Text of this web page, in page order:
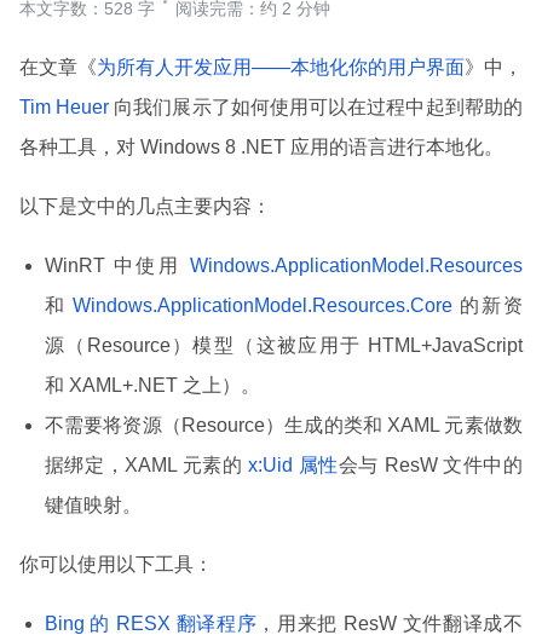
本文字数：528 字 阅读完需：约 2 分钟
在文章《为所有人开发应用——本地化你的用户界面》中，
Tim Heuer 向我们展示了如何使用可以在过程中起到帮助的
各种工具，对 Windows 8 .NET 应用的语言进行本地化。
以下是文中的几点主要内容：
WinRT 中使用
Windows.ApplicationModel.Resources
和 Windows.ApplicationModel.Resources.Core 的新资
源（Resource）模型（这被应用于 HTML+JavaScript
和 XAML+.NET 之上）。
不需要将资源（Resource）生成的类和 XAML 元素做数
据绑定，XAML 元素的 x:Uid 属性会与 ResW 文件中的
键值映射。
你可以使用以下工具：
Bing 的 RESX 翻译程序 ，用来把 ResW 文件翻译成不